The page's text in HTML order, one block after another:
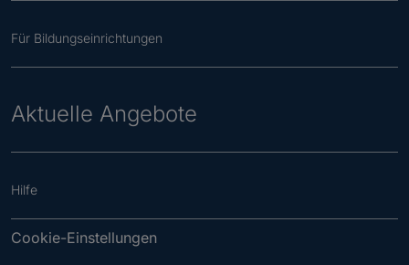
Für Bildungseinrichtungen
Aktuelle Angebote
Hilfe
Cookie-Einstellungen